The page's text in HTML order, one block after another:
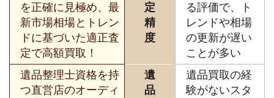
を正確に見極め、最
新市場相場とトレン
ドに基づいた適正査
定で高額買取！
定
精
度
る評価で、ト
レンドや相場
の更新が遅い
ことが多い
遺品整理士資格を持
つ直営店のオーディ
遺
品
遺品買取の経
験がないスタ